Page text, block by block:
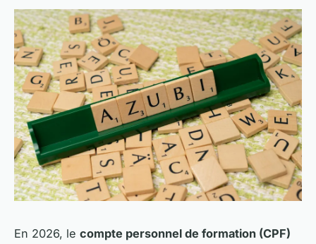
En 2026, le compte personnel de formation (CPF)